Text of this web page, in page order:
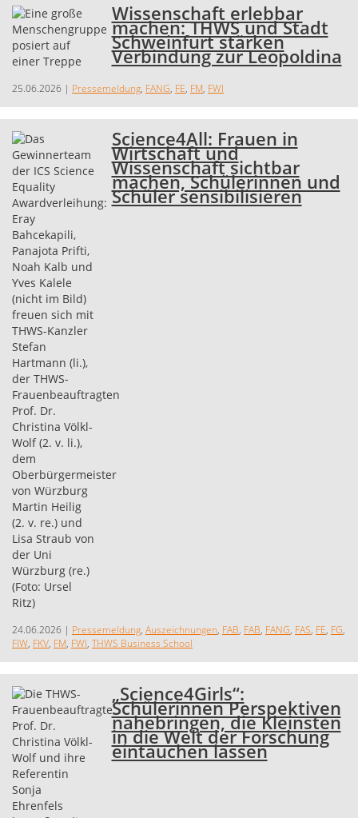
Wissenschaft erlebbar
machen: THWS und Stadt
Schweinfurt stärken
Verbindung zur Leopoldina
25.06.2026 | Pressemeldung, FANG, FE, FM, FWI
Science4All: Frauen in
Wirtschaft und
Wissenschaft sichtbar
machen, Schülerinnen und
Schüler sensibilisieren
24.06.2026 | Pressemeldung, Auszeichnungen, FAB, FAB, FANG, FAS, FE, FG,
FIW, FKV, FM, FWI, THWS Business School
„Science4Girls“:
Schülerinnen Perspektiven
nahebringen, die Kleinsten
in die Welt der Forschung
eintauchen lassen